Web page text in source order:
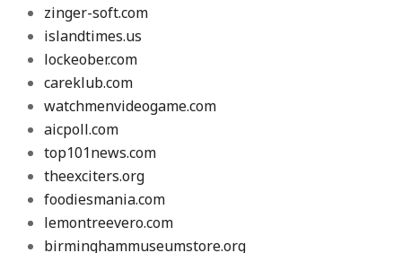
zinger-soft.com
islandtimes.us
lockeober.com
careklub.com
watchmenvideogame.com
aicpoll.com
top101news.com
theexciters.org
foodiesmania.com
lemontreevero.com
birminghammuseumstore.org